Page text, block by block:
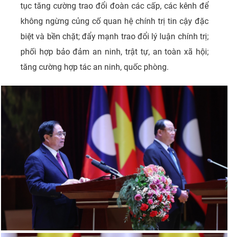
tục tăng cường trao đổi đoàn các cấp, các kênh để
không ngừng củng cố quan hệ chính trị tin cậy đặc
biệt và bền chặt; đẩy mạnh trao đổi lý luận chính trị;
phối hợp bảo đảm an ninh, trật tự, an toàn xã hội;
tăng cường hợp tác an ninh, quốc phòng.